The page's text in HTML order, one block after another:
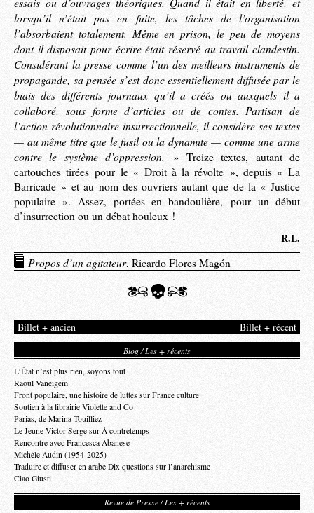
lorsqu’il n’était pas en fuite, les tâches de l’organisation
l’absorbaient totalement. Même en prison, le peu de moyens
dont il disposait pour écrire était réservé au travail clandestin.
Considérant la presse comme l’un des meilleurs instruments de
propagande, sa pensée s’est donc essentiellement diffusée par le
biais des différents journaux qu’il a créés ou auxquels il a
collaboré, sous forme d’articles ou de contes. Partisan de
l’action révolutionnaire insurrectionnelle, il considère ses textes
— au même titre que le fusil ou la dynamite — comme une arme
contre le système d’oppression. »Treize textes, autant de
cartouches tirées pour le « Droit à la révolte », depuis « La
Barricade » et au nom des ouvriers autant que de la « Justice
populaire ». Assez, portées en bandoulière, pour un début
d’insurrection ou un débat houleux !
R.L.
Propos d’un agitateur, Ricardo Flores Magón
Billet + récent
Billet + ancien
Blog / Les + récents
L’État n’est plus rien, soyons tout
Raoul Vaneigem
Front populaire, une histoire de luttes sur France culture
Soutien à la librairie Violette and Co
Parias, de Marina Touilliez
Le Jeune Victor Serge sur À contretemps
Rencontre avec Francesca Abanese
Michèle Audin (1954-2025)
Traduire et diffuser en arabe Dix questions sur l’anarchisme
Ciao Giusti
Revue de Presse / Les + récents